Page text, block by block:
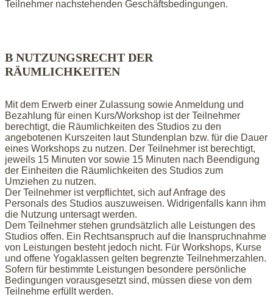
Teilnehmer nachstehenden Geschäftsbedingungen.
B NUTZUNGSRECHT DER
RÄUMLICHKEITEN
Mit dem Erwerb einer Zulassung sowie Anmeldung und
Bezahlung für einen Kurs/Workshop ist der Teilnehmer
berechtigt, die Räumlichkeiten des Studios zu den
angebotenen Kurszeiten laut Stundenplan bzw. für die Dauer
eines Workshops zu nutzen. Der Teilnehmer ist berechtigt,
jeweils 15 Minuten vor sowie 15 Minuten nach Beendigung
der Einheiten die Räumlichkeiten des Studios zum
Umziehen zu nutzen.
Der Teilnehmer ist verpflichtet, sich auf Anfrage des
Personals des Studios auszuweisen. Widrigenfalls kann ihm
die Nutzung untersagt werden.
Dem Teilnehmer stehen grundsätzlich alle Leistungen des
Studios offen. Ein Rechtsanspruch auf die Inanspruchnahme
von Leistungen besteht jedoch nicht. Für Workshops, Kurse
und offene Yogaklassen gelten begrenzte Teilnehmerzahlen.
Sofern für bestimmte Leistungen besondere persönliche
Bedingungen vorausgesetzt sind, müssen diese von dem
Teilnehme erfüllt werden.